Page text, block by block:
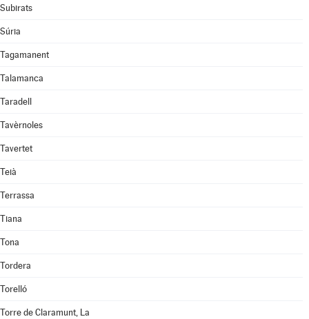
Subirats
Súria
Tagamanent
Talamanca
Taradell
Tavèrnoles
Tavertet
Teià
Terrassa
Tiana
Tona
Tordera
Torelló
Torre de Claramunt, La